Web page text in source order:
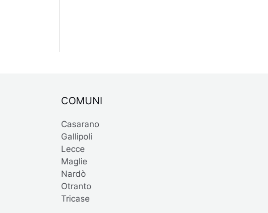
COMUNI
Casarano
Gallipoli
Lecce
Maglie
Nardò
Otranto
Tricase